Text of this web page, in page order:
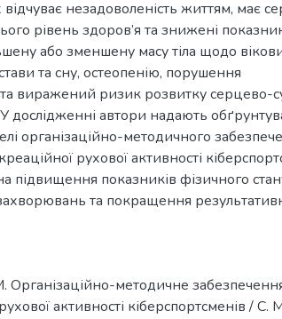
відчуває незадоволеність життям, має
рівень здоров’я та знижені
або зменшену масу тіла щодо
та сну, остеопенію, порушення
та виражений ризик розвитку серцево-
дослідженні автори надають
організаційно-методичного
рухової активності
підвищення показників фізичного
та покращення
Організаційно-методичне
активності кіберспортсменів /